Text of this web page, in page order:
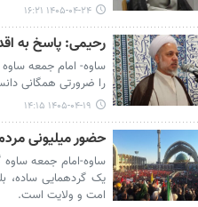
۱۴۰۵-۰۴-۲۴ ۱۶:۲۱
رحیمی: پاسخ به
ساوه- امام جمعه ساوه
را ضرورتی همگانی
۱۴۰۵-۰۴-۱۹ ۱۴:۱۵
حضور میلیونی
ساوه-امام جمعه
یک گردهمایی ساده،
امت و ولایت است.